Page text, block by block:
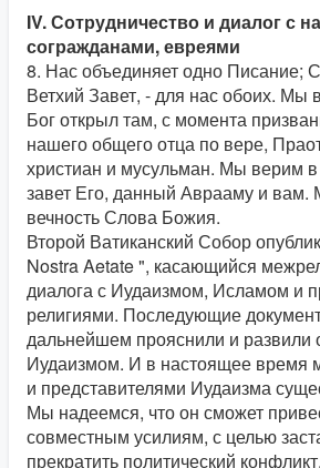
IV. Сотрудничество и диалог с
согражданами, евреями
8. Нас объединяет одно Писание;
Ветхий Завет, - для нас обоих. Мы
Бог открыл там, с момента
нашего общего отца по вере,
христиан и мусульман. Мы верим
завет Его, данный Аврааму и
вечность Слова Божия.
Второй Ватиканский Собор
Nostra Aetate ", касающийся
диалога с Иудаизмом, Исламом и
религиями. Последующие
дальнейшем прояснили и развили
Иудаизмом. И в настоящее время
и представителями Иудаизма
Мы надеемся, что он сможет
совместным усилиям, с целью
прекратить политический